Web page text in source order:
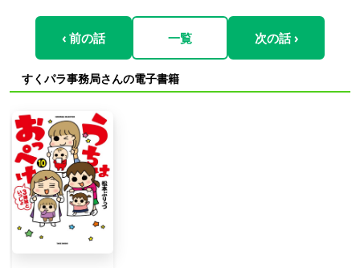
‹ 前の話 一覧 次の話 ›
すくパラ事務局さんの電子書籍